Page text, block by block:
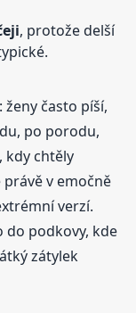
, protože delší
často píší,
po porodu,
kdy chtěly
právě v emočně
verzí.
do podkovy, kde
zátylek